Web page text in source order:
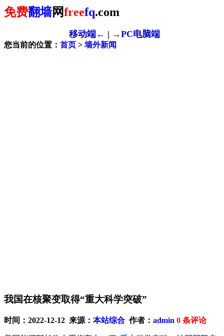
免费翻墙网freefq.com
移动端← | →PC电脑端
您当前的位置： 首页 > 墙外新闻
我国在核聚变取得“重大科学突破”
时间：2022-12-12 来源： 本站综合 作者： admin 0 条评论